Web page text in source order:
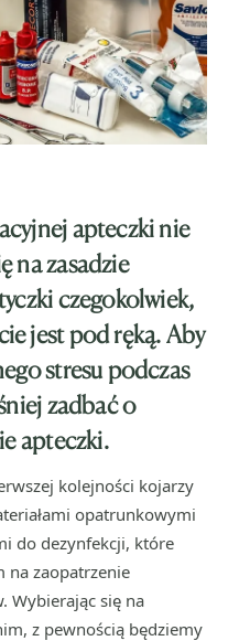
apteczki nie
na zasadzie
czegokolwiek,
jest pod ręką. Aby
stresu podczas
zadbać o
apteczki.
kolejności kojarzy
opatrunkowymi
do dezynfekcji, które
na zaopatrzenie
Wybierając się na
z pewnością będziemy